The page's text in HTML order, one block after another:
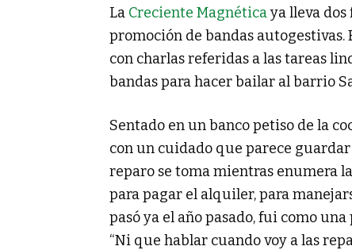
La Creciente Magnéticaya lleva dos
promoción de bandas autogestivas.
con charlas referidas a las tareas
bandas para hacer bailar al barrio
Sentado en un banco petiso de la
con un cuidado que parece
reparo se toma mientras enumera
para pagar el alquiler, para
pasó ya el año pasado, fui como
“Ni que hablar cuando voy a las